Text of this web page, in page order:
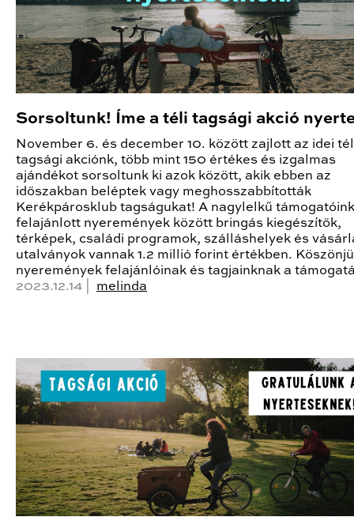
Sorsoltunk! Íme a téli tagsági akció
November 6. és december 10. között zajlott az idei
tagsági akciónk, több mint 150 értékes és izgalmas
ajándékot sorsoltunk ki azok között, akik ebben az
időszakban beléptek vagy meghosszabbították
Kerékpárosklub tagságukat! A nagylelkű
felajánlott nyeremények között bringás kiegészítők,
térképek, családi programok, szálláshelyek és
utalványok vannak 1.2 millió forint értékben.
nyeremények felajánlóinak és tagjainknak a
2023.12.14 | melinda